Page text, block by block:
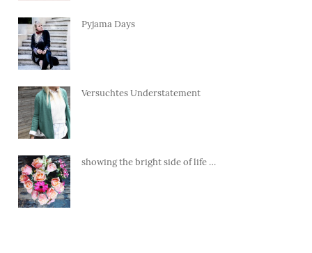
Pyjama Days
Versuchtes Understatement
showing the bright side of life …